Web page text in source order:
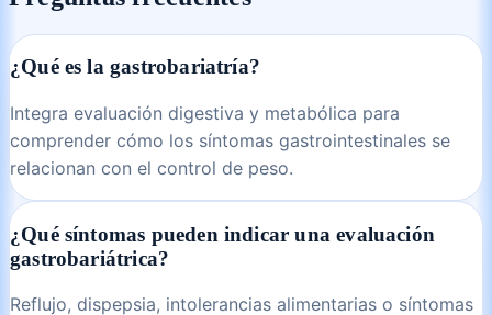
¿Qué es la gastrobariatría?
Integra evaluación digestiva y metabólica para
comprender cómo los síntomas gastrointestinales se
relacionan con el control de peso.
¿Qué síntomas pueden indicar una evaluación
gastrobariátrica?
Reflujo, dispepsia, intolerancias alimentarias o síntomas